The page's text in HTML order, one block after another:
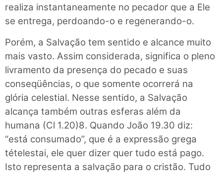
realiza instantaneamente no pecador que a Ele
se entrega, perdoando-o e regenerando-o.
Porém, a Salvação tem sentido e alcance muito
mais vasto. Assim considerada, significa o pleno
livramento da presença do pecado e suas
conseqüências, o que somente ocorrerá na
glória celestial. Nesse sentido, a Salvação
alcança também outras esferas além da
humana (Cl 1.20)8. Quando João 19.30 diz:
“está consumado”, que é a expressão grega
tételestai, ele quer dizer quer tudo está pago.
Isto representa a salvação para o cristão. Tudo